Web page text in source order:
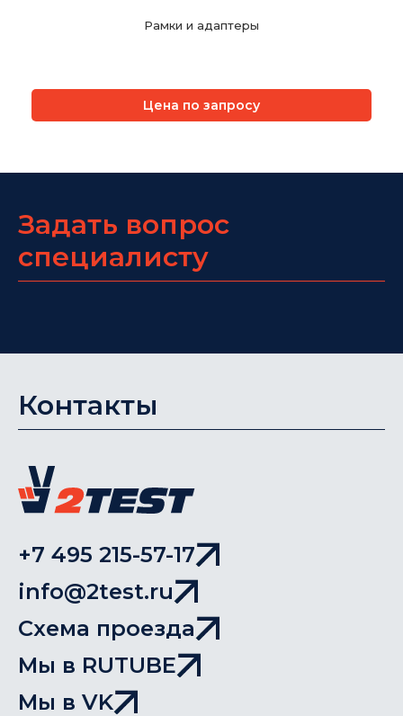
Рамки и адаптеры
Цена по запросу
Задать вопрос
специалисту
Контакты
+7 495 215-57-17
info@2test.ru
Схема проезда
Мы в RUTUBE
Мы в VK